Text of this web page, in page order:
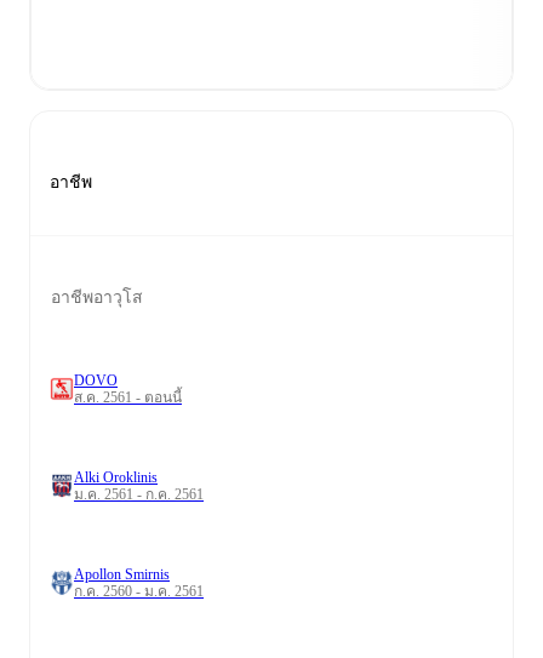
อาชีพ
อาชีพอาวุโส
DOVO
ส.ค. 2561 - ตอนนี้
Alki Oroklinis
ม.ค. 2561 - ก.ค. 2561
Apollon Smirnis
ก.ค. 2560 - ม.ค. 2561